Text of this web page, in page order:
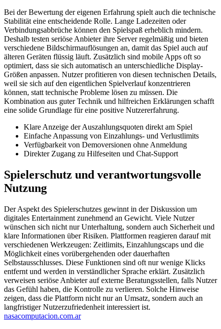
Bei der Bewertung der eigenen Erfahrung spielt auch die technische
Stabilität eine entscheidende Rolle. Lange Ladezeiten oder
Verbindungsabbrüche können den Spielspaß erheblich mindern.
Deshalb testen seriöse Anbieter ihre Server regelmäßig und bieten
verschiedene Bildschirmauflösungen an, damit das Spiel auch auf
älteren Geräten flüssig läuft. Zusätzlich sind mobile Apps oft so
optimiert, dass sie sich automatisch an unterschiedliche Display-
Größen anpassen. Nutzer profitieren von diesen technischen Details,
weil sie sich auf den eigentlichen Spielverlauf konzentrieren
können, statt technische Probleme lösen zu müssen. Die
Kombination aus guter Technik und hilfreichen Erklärungen schafft
eine solide Grundlage für eine positive Nutzererfahrung.
Klare Anzeige der Auszahlungsquoten direkt am Spiel
Einfache Anpassung von Einzahlungs- und Verlustlimits
Verfügbarkeit von Demoversionen ohne Anmeldung
Direkter Zugang zu Hilfeseiten und Chat-Support
Spielerschutz und verantwortungsvolle
Nutzung
Der Aspekt des Spielerschutzes gewinnt in der Diskussion um
digitales Entertainment zunehmend an Gewicht. Viele Nutzer
wünschen sich nicht nur Unterhaltung, sondern auch Sicherheit und
klare Informationen über Risiken. Plattformen reagieren darauf mit
verschiedenen Werkzeugen: Zeitlimits, Einzahlungscaps und die
Möglichkeit eines vorübergehenden oder dauerhaften
Selbstausschlusses. Diese Funktionen sind oft nur wenige Klicks
entfernt und werden in verständlicher Sprache erklärt. Zusätzlich
verweisen seriöse Anbieter auf externe Beratungsstellen, falls Nutzer
das Gefühl haben, die Kontrolle zu verlieren. Solche Hinweise
zeigen, dass die Plattform nicht nur an Umsatz, sondern auch an
langfristiger Nutzerzufriedenheit interessiert ist.
nasacomputacion.com.ar